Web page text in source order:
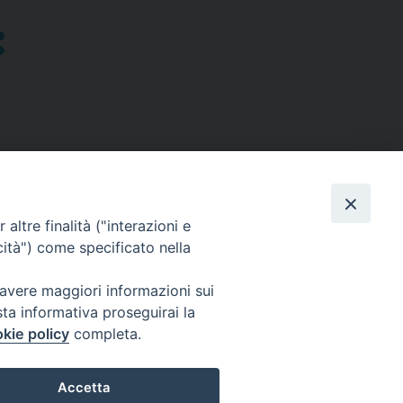
SEGUICI SU
Facebook
Instagram
X YouTube
altre finalità ("interazioni e
come specificato nella
maggiori informazioni sui
informativa proseguirai la
policy completa.
Accetta